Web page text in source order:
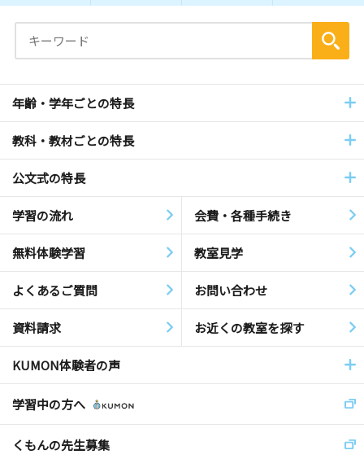
年齢・学年ごとの特長
教科・教材ごとの特長
公文式の特長
学習の流れ 会費・各種手続き
無料体験学習 教室見学
よくあるご質問 お問い合わせ
資料請求 お近くの教室を探す
KUMON体験者の声
学習中の方へ
くもんの先生募集